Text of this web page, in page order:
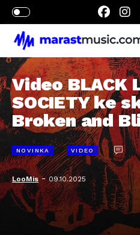
Video BLACK
SOCIETY ke
Broken and
NOVINKA VIDEO
LooMis-09.10.2025